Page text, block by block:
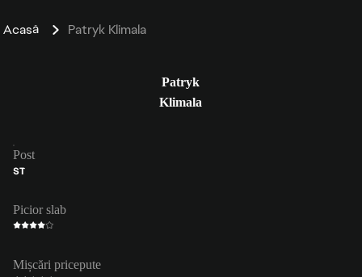
Acasă Patryk Klimala
Patryk
Klimala
Post
ST
Picior slab
Mișcări pricepute